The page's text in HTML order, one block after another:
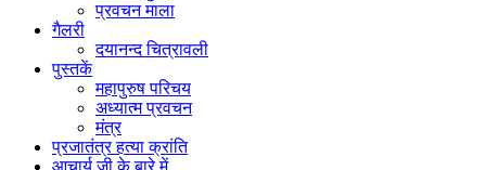
प्रवचन माला
गैलरी
दयानन्द चित्रावली
पुस्तकें
महापुरुष परिचय
अध्यात्म प्रवचन
मंत्र
प्रजातंत्र हत्या क्रांति